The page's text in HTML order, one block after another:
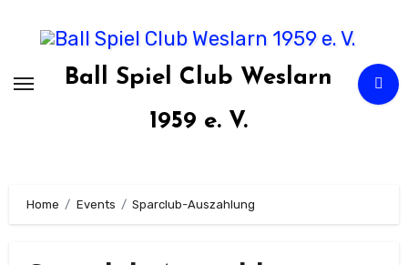
Ball Spiel Club Weslarn
1959 e. V.
Home Events Sparclub-Auszahlung